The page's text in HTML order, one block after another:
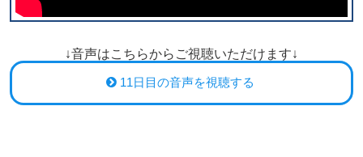
↓音声はこちらからご視聴いただけます↓
11日目の音声を視聴する